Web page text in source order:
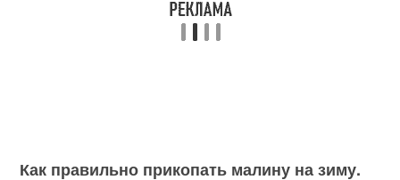
Как правильно прикопать малину на зиму.